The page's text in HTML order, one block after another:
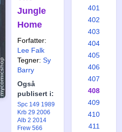
Jungle
Home
Forfatter:
Lee Falk
Tegner: Sy
Barry
Også
publisert i:
Spc 149 1989
Krb 29 2006
Alb 2 2014
Frew 566
401
402
403
404
405
406
407
408
409
410
411